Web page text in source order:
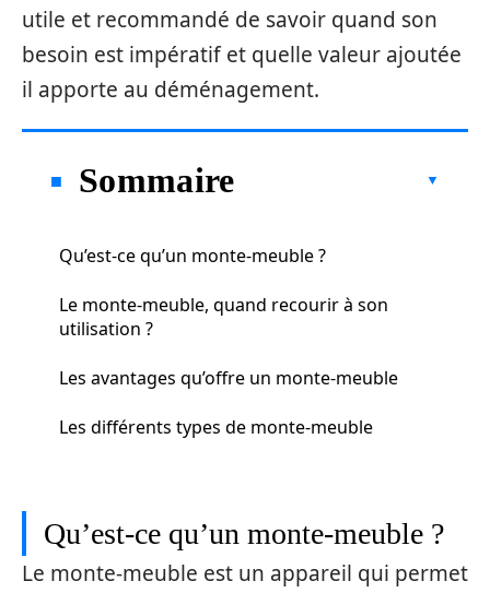
utile et recommandé de savoir quand son
besoin est impératif et quelle valeur ajoutée
il apporte au déménagement.
Sommaire
Qu’est-ce qu’un monte-meuble ?
Le monte-meuble, quand recourir à son
utilisation ?
Les avantages qu’offre un monte-meuble
Les différents types de monte-meuble
Qu’est-ce qu’un monte-meuble ?
Le monte-meuble est un appareil qui permet